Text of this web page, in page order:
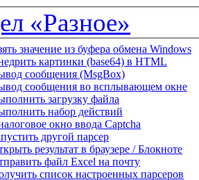
«Разное»
значение из буфера обмена Windows
картинки (base64) в HTML
сообщения (MsgBox)
сообщения во всплывающем окне
загрузку файла
набор действий
окно ввода Captcha
другой парсер
результат в браузере / Блокноте
файл Excel на почту
список настроенных парсеров